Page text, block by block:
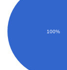
100%